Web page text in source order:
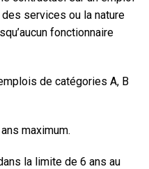
services ou la nature
fonctionnaire
de catégories A, B
maximum.
la limite de 6 ans au